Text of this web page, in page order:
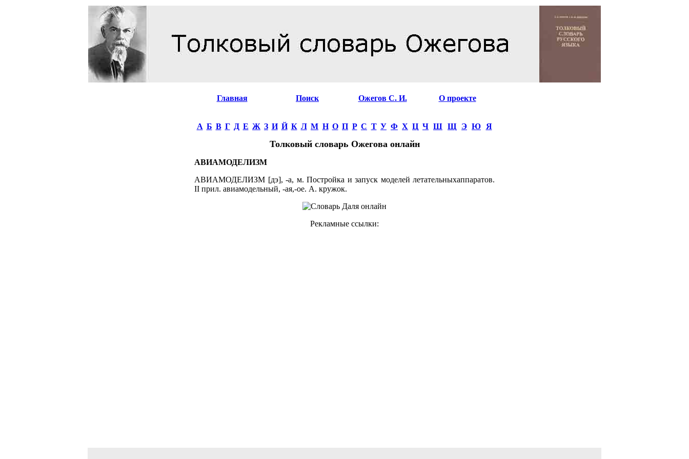
Главная Поиск Ожегов С. И. О проекте
А Б В Г Д Е Ж З И Й К Л М Н О П Р С Т У Ф Х Ц Ч Ш Щ Э Ю Я
Толковый словарь Ожегова онлайн
АВИАМОДЕЛИЗМ
АВИАМОДЕЛИЗМ [дэ], -а, м. Постройка и запуск моделей летательныхаппаратов.
II прил. авиамодельный, -ая,-ое. А. кружок.
Рекламные ссылки: